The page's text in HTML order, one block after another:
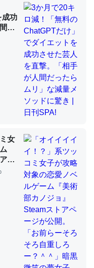
たまに覗いてる。ぼ
と、Googleマップで
充電中かが分かるので
歳と僕。ITツール導入で
tayorini by LIFULL介護
設定中でした。Prime
一生で親と会える残
人が多いそうだけど、
があるはず……
歳と僕。ITツール導入で
tayorini by LIFULL介護
した。ポケットWifiみ
成功
だ
き
女
ペ
自